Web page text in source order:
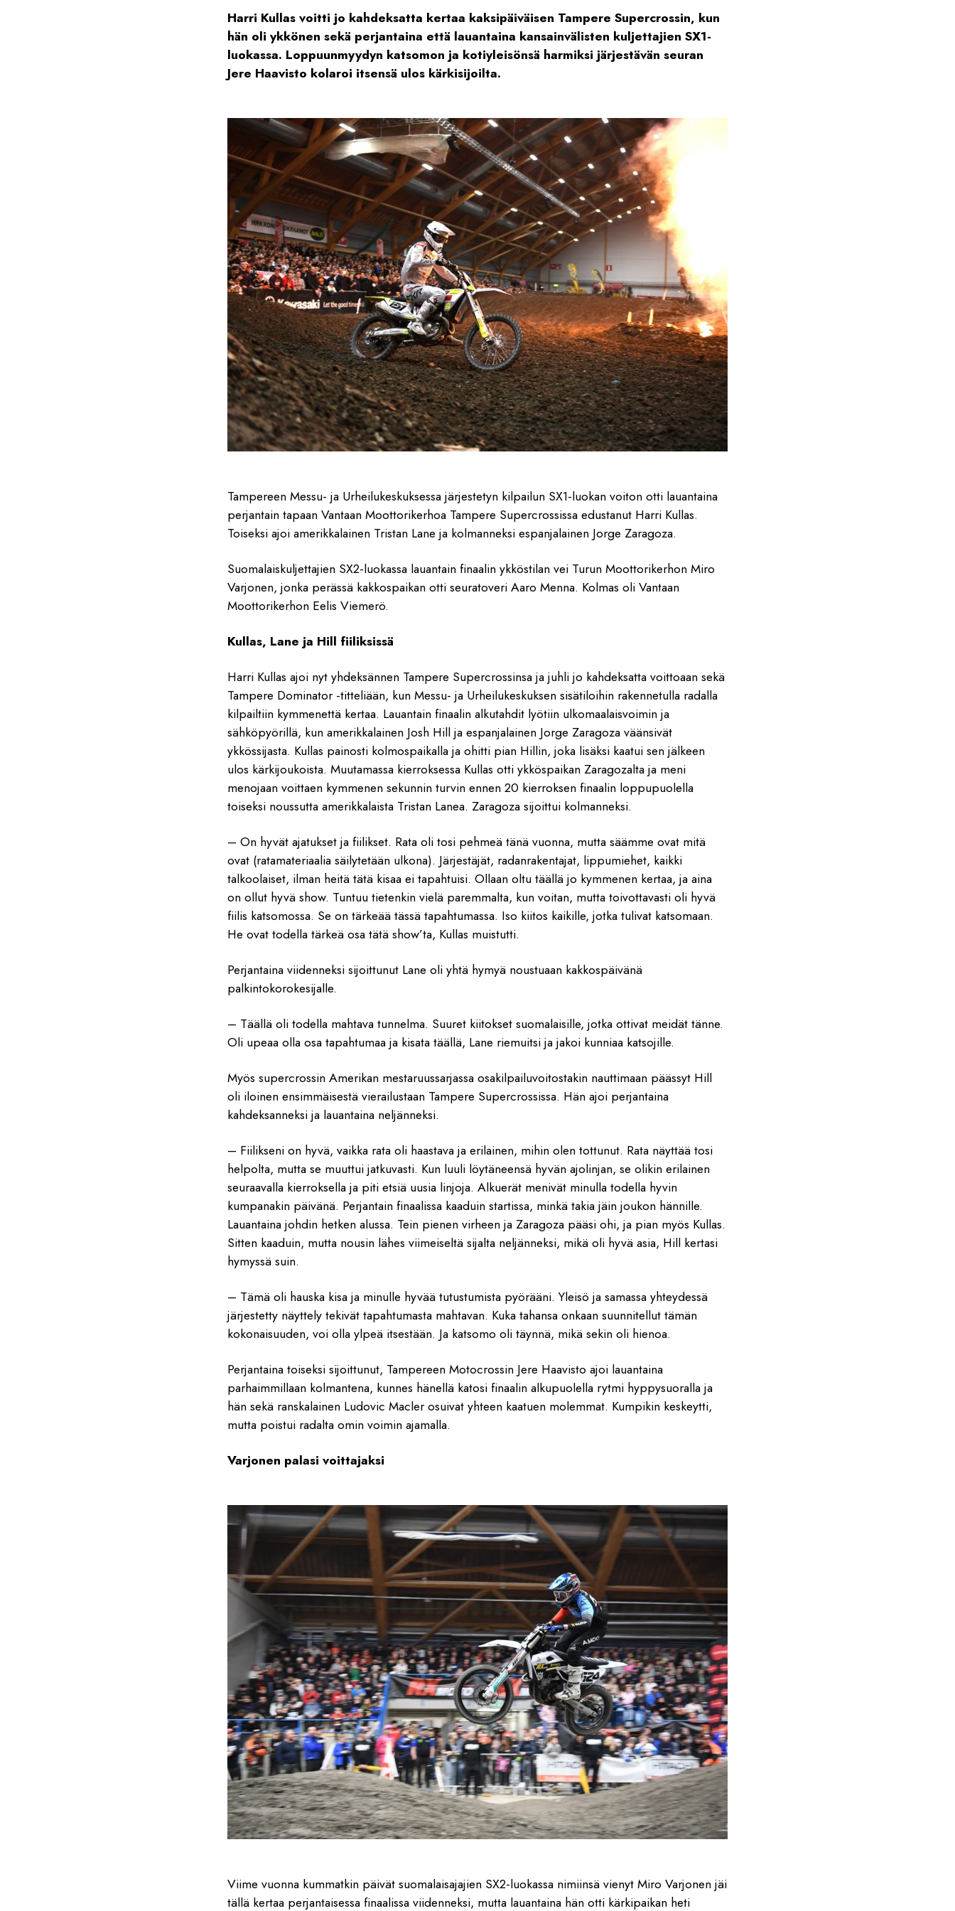
Harri Kullas voitti jo kahdeksatta kertaa kaksipäiväisen Tampere Supercrossin, kun
hän oli ykkönen sekä perjantaina että lauantaina kansainvälisten kuljettajien SX1-
luokassa. Loppuunmyydyn katsomon ja kotiyleisönsä harmiksi järjestävän seuran
Jere Haavisto kolaroi itsensä ulos kärkisijoilta.
Tampereen Messu- ja Urheilukeskuksessa järjestetyn kilpailun SX1-luokan voiton otti lauantaina
perjantain tapaan Vantaan Moottorikerhoa Tampere Supercrossissa edustanut Harri Kullas.
Toiseksi ajoi amerikkalainen Tristan Lane ja kolmanneksi espanjalainen Jorge Zaragoza.
Suomalaiskuljettajien SX2-luokassa lauantain finaalin ykköstilan vei Turun Moottorikerhon Miro
Varjonen, jonka perässä kakkospaikan otti seuratoveri Aaro Menna. Kolmas oli Vantaan
Moottorikerhon Eelis Viemerö.
Kullas, Lane ja Hill fiiliksissä
Harri Kullas ajoi nyt yhdeksännen Tampere Supercrossinsa ja juhli jo kahdeksatta voittoaan sekä
Tampere Dominator -titteliään, kun Messu- ja Urheilukeskuksen sisätiloihin rakennetulla radalla
kilpailtiin kymmenettä kertaa. Lauantain finaalin alkutahdit lyötiin ulkomaalaisvoimin ja
sähköpyörillä, kun amerikkalainen Josh Hill ja espanjalainen Jorge Zaragoza väänsivät
ykkössijasta. Kullas painosti kolmospaikalla ja ohitti pian Hillin, joka lisäksi kaatui sen jälkeen
ulos kärkijoukoista. Muutamassa kierroksessa Kullas otti ykköspaikan Zaragozalta ja meni
menojaan voittaen kymmenen sekunnin turvin ennen 20 kierroksen finaalin loppupuolella
toiseksi noussutta amerikkalaista Tristan Lanea. Zaragoza sijoittui kolmanneksi.
– On hyvät ajatukset ja fiilikset. Rata oli tosi pehmeä tänä vuonna, mutta säämme ovat mitä
ovat (ratamateriaalia säilytetään ulkona). Järjestäjät, radanrakentajat, lippumiehet, kaikki
talkoolaiset, ilman heitä tätä kisaa ei tapahtuisi. Ollaan oltu täällä jo kymmenen kertaa, ja aina
on ollut hyvä show. Tuntuu tietenkin vielä paremmalta, kun voitan, mutta toivottavasti oli hyvä
fiilis katsomossa. Se on tärkeää tässä tapahtumassa. Iso kiitos kaikille, jotka tulivat katsomaan.
He ovat todella tärkeä osa tätä show’ta, Kullas muistutti.
Perjantaina viidenneksi sijoittunut Lane oli yhtä hymyä noustuaan kakkospäivänä
palkintokorokesijalle.
– Täällä oli todella mahtava tunnelma. Suuret kiitokset suomalaisille, jotka ottivat meidät tänne.
Oli upeaa olla osa tapahtumaa ja kisata täällä, Lane riemuitsi ja jakoi kunniaa katsojille.
Myös supercrossin Amerikan mestaruussarjassa osakilpailuvoitostakin nauttimaan päässyt Hill
oli iloinen ensimmäisestä vierailustaan Tampere Supercrossissa. Hän ajoi perjantaina
kahdeksanneksi ja lauantaina neljänneksi.
– Fiilikseni on hyvä, vaikka rata oli haastava ja erilainen, mihin olen tottunut. Rata näyttää tosi
helpolta, mutta se muuttui jatkuvasti. Kun luuli löytäneensä hyvän ajolinjan, se olikin erilainen
seuraavalla kierroksella ja piti etsiä uusia linjoja. Alkuerät menivät minulla todella hyvin
kumpanakin päivänä. Perjantain finaalissa kaaduin startissa, minkä takia jäin joukon hännille.
Lauantaina johdin hetken alussa. Tein pienen virheen ja Zaragoza pääsi ohi, ja pian myös Kullas.
Sitten kaaduin, mutta nousin lähes viimeiseltä sijalta neljänneksi, mikä oli hyvä asia, Hill kertasi
hymyssä suin.
– Tämä oli hauska kisa ja minulle hyvää tutustumista pyörääni. Yleisö ja samassa yhteydessä
järjestetty näyttely tekivät tapahtumasta mahtavan. Kuka tahansa onkaan suunnitellut tämän
kokonaisuuden, voi olla ylpeä itsestään. Ja katsomo oli täynnä, mikä sekin oli hienoa.
Perjantaina toiseksi sijoittunut, Tampereen Motocrossin Jere Haavisto ajoi lauantaina
parhaimmillaan kolmantena, kunnes hänellä katosi finaalin alkupuolella rytmi hyppysuoralla ja
hän sekä ranskalainen Ludovic Macler osuivat yhteen kaatuen molemmat. Kumpikin keskeytti,
mutta poistui radalta omin voimin ajamalla.
Varjonen palasi voittajaksi
Viime vuonna kummatkin päivät suomalaisajajien SX2-luokassa nimiinsä vienyt Miro Varjonen jäi
tällä kertaa perjantaisessa finaalissa viidenneksi, mutta lauantaina hän otti kärkipaikan heti